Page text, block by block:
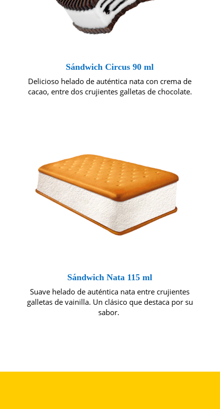
Sándwich Circus 90 ml
Delicioso helado de auténtica nata con crema de
cacao, entre dos crujientes galletas de chocolate.
Sándwich Nata 115 ml
Suave helado de auténtica nata entre crujientes
galletas de vainilla. Un clásico que destaca por su
sabor.